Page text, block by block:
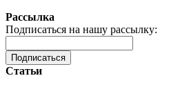
Рассылка
Подписаться на нашу рассылку:
Подписаться
Статьи